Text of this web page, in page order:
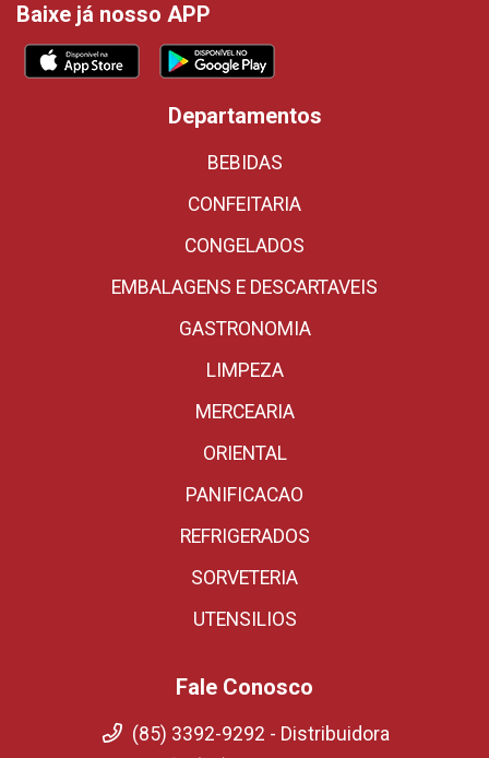
Baixe já nosso APP
Departamentos
BEBIDAS
CONFEITARIA
CONGELADOS
EMBALAGENS E DESCARTAVEIS
GASTRONOMIA
LIMPEZA
MERCEARIA
ORIENTAL
PANIFICACAO
REFRIGERADOS
SORVETERIA
UTENSILIOS
Fale Conosco
(85) 3392-9292 - Distribuidora